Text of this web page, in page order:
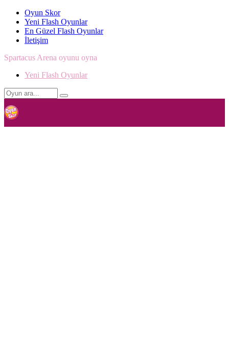
Oyun Skor
Yeni Flash Oyunlar
En Güzel Flash Oyunlar
İletişim
Spartacus Arena oyunu oyna
Yeni Flash Oyunlar